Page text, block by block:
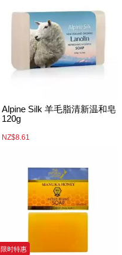
Alpine Silk 羊毛脂清新温和皂
120g
NZ$8.61
限时特惠